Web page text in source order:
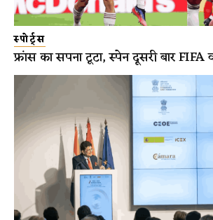
स्पोर्ट्स
फ्रांस का सपना टूटा, स्पेन दूसरी बार